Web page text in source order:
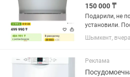
150 000 ₸
Подарили, не
установили.
GORENJE.
16 комплектов
встреч. - Класс...
Шымкент, вчера
Реклама